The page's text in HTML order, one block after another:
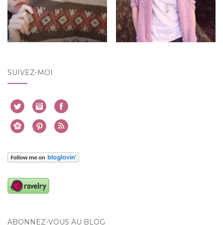
SUIVEZ-MOI
ABONNEZ-VOUS AU BLOG